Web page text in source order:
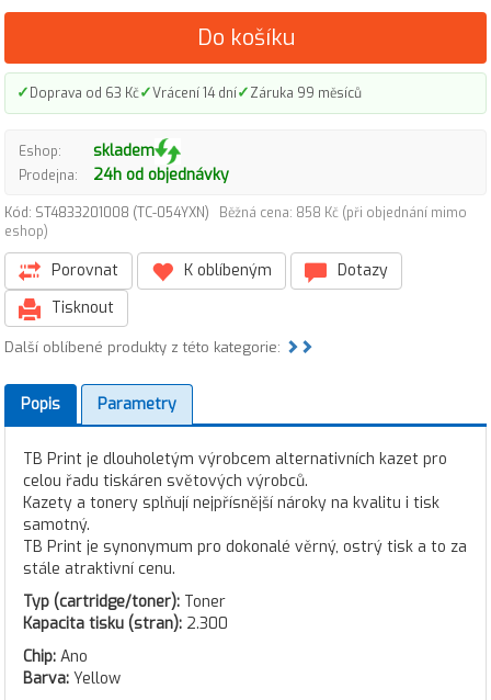
Do košíku
✓Doprava od 63 Kč✓Vrácení 14 dní✓Záruka 99 měsíců
Eshop: skladem
Prodejna: 24h od objednávky
Kód: ST4833201008 (TC-054YXN)
Běžná cena: 858 Kč (při objednání mimo
eshop)
Porovnat K oblíbeným
Dotazy
Tisknout
Další oblíbené produkty z této kategorie:
Popis Parametry
TB Print je dlouholetým výrobcem alternativních kazet pro
celou řadu tiskáren světových výrobců.
Kazety a tonery splňují nejpřísnější nároky na kvalitu i tisk
samotný.
TB Print je synonymum pro dokonalé věrný, ostrý tisk a to za
stále atraktivní cenu.
Typ (cartridge/toner): Toner
Kapacita tisku (stran): 2.300
Chip: Ano
Barva: Yellow